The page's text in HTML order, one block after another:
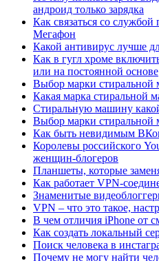
андроид только зарядка
Как связаться со
Мегафон
Какой антивирус лучше
Как в гугл хроме
или на постоянной основе
Выбор марки
Какая марка стиральной
Стиральную машину
Выбор марки
Как быть невидимым
Королевы российского
женщин-блогеров
Планшеты, которые
Как работает VPN-
Знаменитые
VPN – что это такое,
В чем отличия iPhone от
Как создать локальный
Поиск человека в
Почему не могу найти